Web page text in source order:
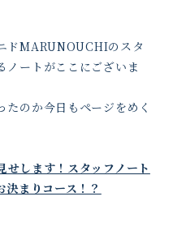
ドMARUNOUCHIのスタ
ノートがここにございま
たのか今日もページをめく
せします！スタッフノート
まりコース！？